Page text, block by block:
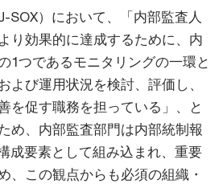
SOX）において、「内部監査人
り効果的に達成するために、内
1つであるモニタリングの一環と
よび運用状況を検討、評価し、
を促す職務を担っている」、と
め、内部監査部門は内部統制報
成要素として組み込まれ、重要
、この観点からも必須の組織・